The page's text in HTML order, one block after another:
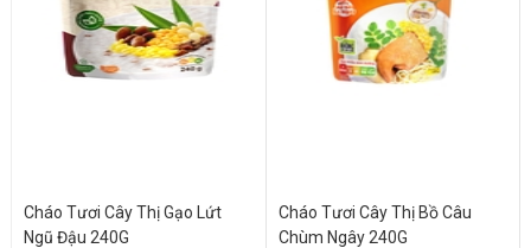
Cháo Tươi Cây Thị Gạo Lứt
Ngũ Đậu 240G
Cháo Tươi Cây Thị Bồ Câu
Chùm Ngây 240G